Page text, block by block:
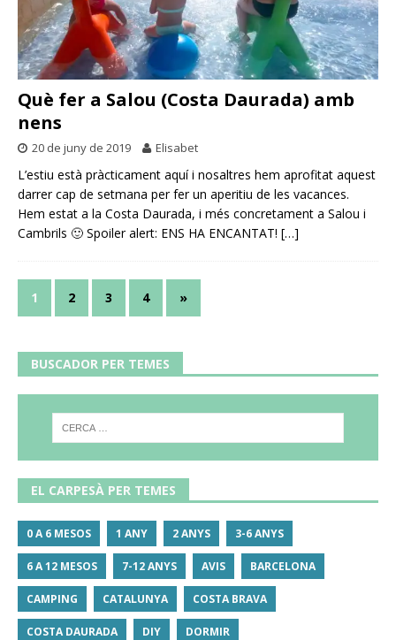
Què fer a Salou (Costa Daurada) amb
nens
20 de juny de 2019 Elisabet
L’estiu està pràcticament aquí i nosaltres hem aprofitat aquest
darrer cap de setmana per fer un aperitiu de les vacances.
Hem estat a la Costa Daurada, i més concretament a Salou i
Cambrils 🙂 Spoiler alert: ENS HA ENCANTAT! […]
1 2 3 4 »
BUSCADOR PER TEMES
EL CARPESÀ PER TEMES
0 A 6 MESOS 1 ANY 2 ANYS 3-6 ANYS
6 A 12 MESOS 7-12 ANYS AVIS BARCELONA
CAMPING CATALUNYA COSTA BRAVA
COSTA DAURADA DIY DORMIR